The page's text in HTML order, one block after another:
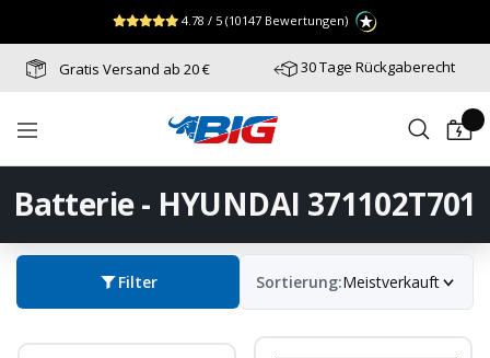
Zum Menü springen
Fußzeile springen
Barrierefreiheits-Widget öffnen
Inhalt
4.78 / 5 (10147 Bewertungen)
Gratis Versand ab 20 € 30 Tage Rückgaberecht
Navigation
Batterie-
Batterie - HYUNDAI 371102T701
Filter Sortierung:Meistverkauft